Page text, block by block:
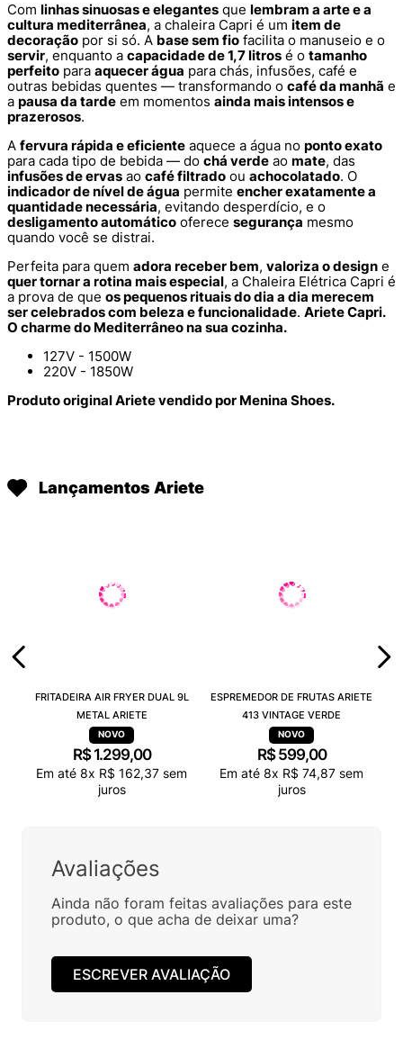
Com linhas sinuosas e elegantes que lembram a arte e a
cultura mediterrânea, a chaleira Capri é um item de
decoração por si só. A base sem fio facilita o manuseio e o
servir, enquanto a capacidade de 1,7 litros é o tamanho
perfeito para aquecer água para chás, infusões, café e
outras bebidas quentes — transformando o café da manhã e
a pausa da tarde em momentos ainda mais intensos e
prazerosos.
A fervura rápida e eficiente aquece a água no ponto exato
para cada tipo de bebida — do chá verde ao mate, das
infusões de ervas ao café filtrado ou achocolatado. O
indicador de nível de água permite encher exatamente a
quantidade necessária, evitando desperdício, e o
desligamento automático oferece segurança mesmo
quando você se distrai.
Perfeita para quem adora receber bem, valoriza o design e
quer tornar a rotina mais especial, a Chaleira Elétrica Capri é
a prova de que os pequenos rituais do dia a dia merecem
ser celebrados com beleza e funcionalidade. Ariete Capri.
O charme do Mediterrâneo na sua cozinha.
127V - 1500W
220V - 1850W
Produto original Ariete vendido por Menina Shoes.
Lançamentos Ariete
FRITADEIRA AIR FRYER DUAL 9L
METAL ARIETE
R$ 1.299,00
Em até 8x R$ 162,37 sem
juros
ESPREMEDOR DE FRUTAS ARIETE
413 VINTAGE VERDE
R$ 599,00
Em até 8x R$ 74,87 sem
juros
Avaliações
Ainda não foram feitas avaliações para este
produto, o que acha de deixar uma?
ESCREVER AVALIAÇÃO